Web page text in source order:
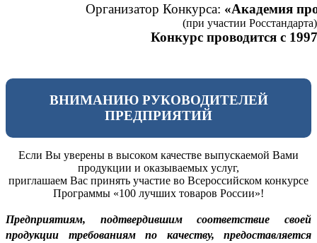
Организатор Конкурса: «Академия
(при участии Росстандарта)
Конкурс проводится с
ВНИМАНИЮ РУКОВОДИТЕЛЕЙ
ПРЕДПРИЯТИЙ
Если Вы уверены в высоком качестве выпускаемой Вами
продукции и оказываемых услуг,
приглашаем Вас принять участие во Всероссийском конкурсе
Программы «100 лучших товаров России»!
Предприятиям, подтвердившим соответствие своей
продукции требованиям по качеству, предоставляется